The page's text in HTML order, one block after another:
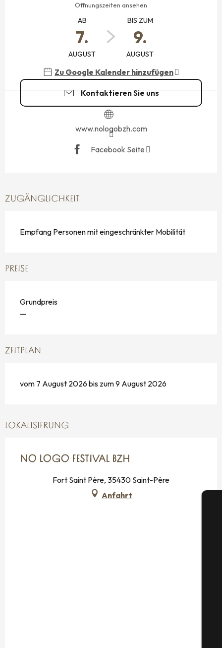
Öffnungszeiten ansehen
AB
7.
AUGUST
BIS ZUM
9.
AUGUST
Zu Google Kalender hinzufügen
Kontaktieren Sie uns
www.nologobzh.com
Facebook Seite
ZUGÄNGLICHKEIT
Empfang Personen mit eingeschränkter Mobilität
PREISE
Grundpreis
—
ZEITPLAN
vom 7 August 2026 bis zum 9 August 2026
LOKALISIERUNG
NO LOGO FESTIVAL BZH
Fort Saint Père, 35430 Saint-Père
Anfahrt